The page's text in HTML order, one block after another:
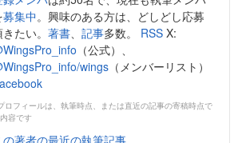
募集中。興味のある方は、どしどし応募
たい。 著書 記事多数。 RSS X:
（公式）、
wings （メンバーリスト）
ロフィールは、執筆時点、または直近の記事の寄稿時点で
容です
の著者の最近の執筆記事